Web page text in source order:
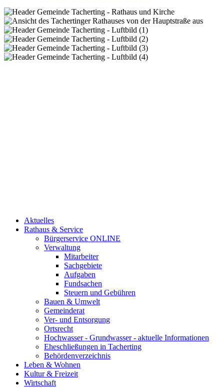
Aktuelles
Rathaus & Service
Bürgerservice ONLINE
Verwaltung
Mitarbeiter
Sachgebiete
Aufgaben
Fundsachen
Steuern und Gebühren
Bauen & Umwelt
Gemeinderat
Ver- und Entsorgung
Ortsrecht
Hochwasser - Grundwasser - aktuelle Informationen
Eheschließungen in Tacherting
Behördenverzeichnis
Leben & Wohnen
Kultur & Freizeit
Wirtschaft